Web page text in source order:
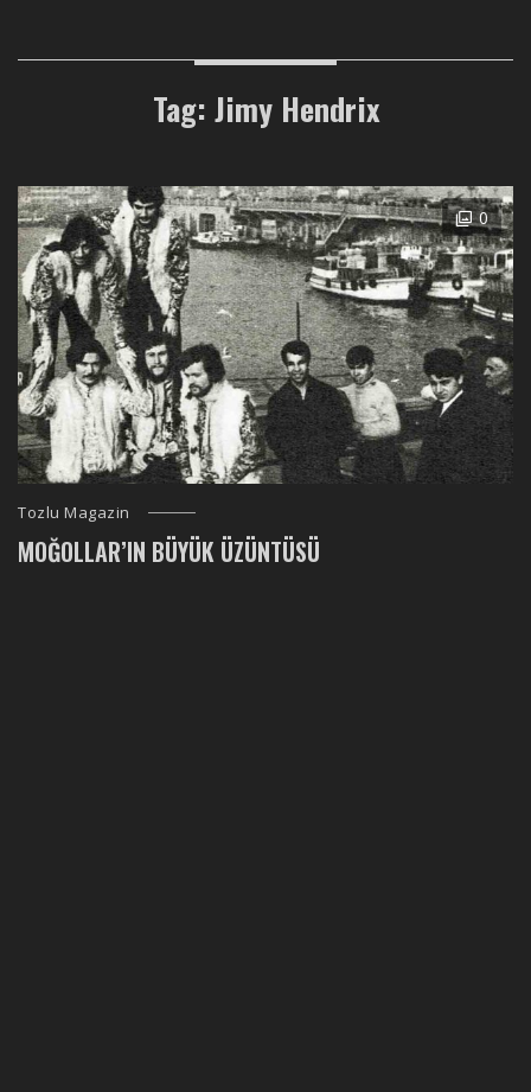
Tag: Jimy Hendrix
0
Tozlu Magazin
MOĞOLLAR’IN BÜYÜK ÜZÜNTÜSÜ